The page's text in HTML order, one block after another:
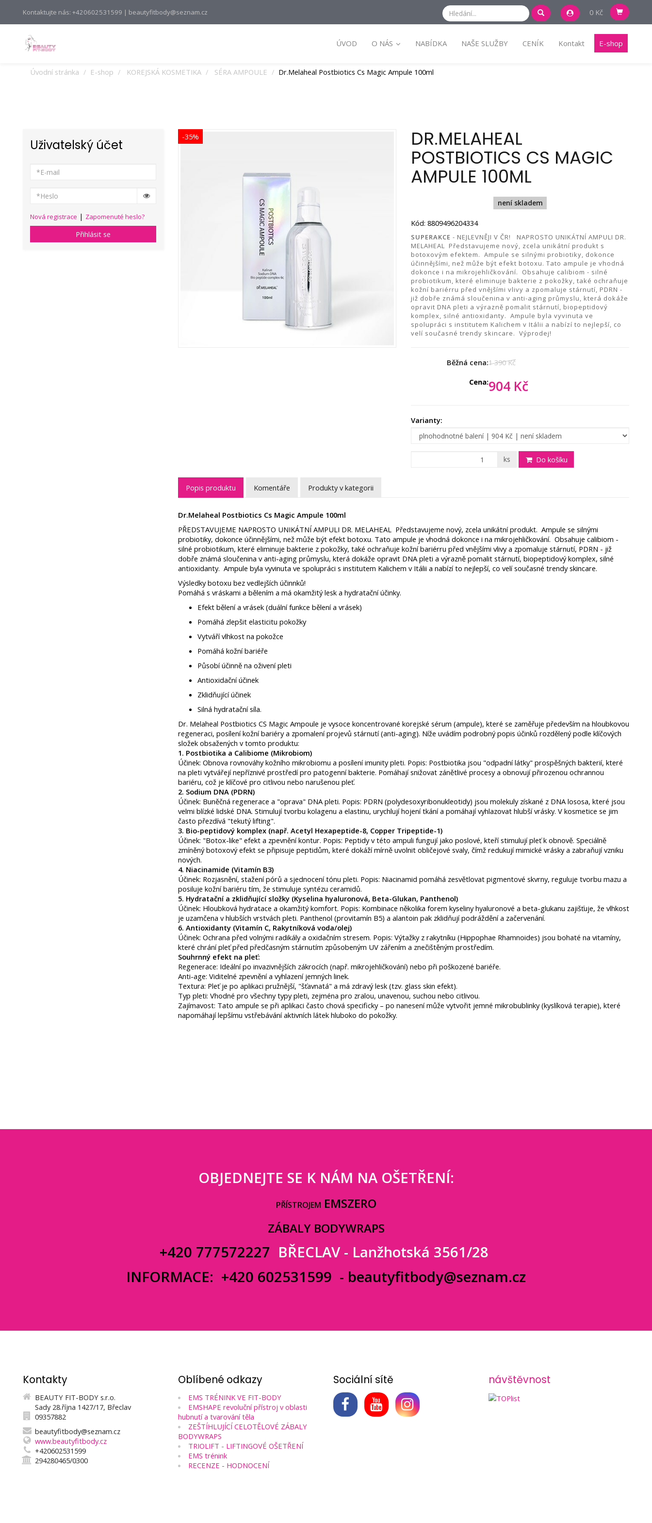
Kontaktujte nás: +420602531599 | beautyfitbody@seznam.cz 0 Kč
ÚVOD O NÁS NABÍDKA NAŠE SLUŽBY CENÍK Kontakt E-shop
Úvodní stránka E-shop KOREJSKÁ KOSMETIKA SÉRA AMPOULE Dr.Melaheal Postbiotics Cs Magic Ampule 100ml
Uživatelský účet
Nová registrace | Zapomenuté heslo?
Přihlásit se
-35% DR.MELAHEAL
POSTBIOTICS CS MAGIC
AMPULE 100ML
není skladem
Kód: 8809496204334
SUPERAKCE - NEJLEVNĚJI V ČR! NAPROSTO UNIKÁTNÍ AMPULI DR.
MELAHEAL Představujeme nový, zcela unikátní produkt s
botoxovým efektem. Ampule se silnými probiotiky, dokonce
účinnějšími, než může být efekt botoxu. Tato ampule je vhodná
dokonce i na mikrojehličkování. Obsahuje calibiom - silné
probiotikum, které eliminuje bakterie z pokožky, také ochraňuje
kožní bariérru před vnějšími vlivy a zpomaluje stárnutí, PDRN -
již dobře známá sloučenina v anti-aging průmyslu, která dokáže
opravit DNA pleti a výrazně pomalit stárnutí, biopeptidový
komplex, silné antioxidanty. Ampule byla vyvinuta ve
spolupráci s institutem Kalichem v Itálii a nabízí to nejlepší, co
velí současné trendy skincare. Výprodej!
Běžná cena:1 390 Kč
Cena:904 Kč
Varianty:
ks Do košíku
Popis produktu Komentáře Produkty v kategorii
Dr.Melaheal Postbiotics Cs Magic Ampule 100ml
PŘEDSTAVUJEME NAPROSTO UNIKÁTNÍ AMPULI DR. MELAHEAL Představujeme nový, zcela unikátní produkt. Ampule se silnými
probiotiky, dokonce účinnějšími, než může být efekt botoxu. Tato ampule je vhodná dokonce i na mikrojehličkování. Obsahuje calibiom -
silné probiotikum, které eliminuje bakterie z pokožky, také ochraňuje kožní bariérru před vnějšími vlivy a zpomaluje stárnutí, PDRN - již
dobře známá sloučenina v anti-aging průmyslu, která dokáže opravit DNA pleti a výrazně pomalit stárnutí, biopeptidový komplex, silné
antioxidanty. Ampule byla vyvinuta ve spolupráci s institutem Kalichem v Itálii a nabízí to nejlepší, co velí současné trendy skincare.
Výsledky botoxu bez vedlejších účinnků!
Pomáhá s vráskami a bělením a má okamžitý lesk a hydratační účinky.
Efekt bělení a vrásek (duální funkce bělení a vrásek)
Pomáhá zlepšit elasticitu pokožky
Vytváří vlhkost na pokožce
Pomáhá kožní bariéře
Působí účinně na oživení pleti
Antioxidační účinek
Zklidňující účinek
Silná hydratační síla.
Dr. Melaheal Postbiotics CS Magic Ampoule je vysoce koncentrované korejské sérum (ampule), které se zaměřuje především na hloubkovou
regeneraci, posílení kožní bariéry a zpomalení projevů stárnutí (anti-aging). ​Níže uvádím podrobný popis účinků rozdělený podle klíčových
složek obsažených v tomto produktu: ​
1. Postbiotika a Calibiome (Mikrobiom) ​
Účinek: Obnova rovnováhy kožního mikrobiomu a posílení imunity pleti. ​Popis: Postbiotika jsou "odpadní látky" prospěšných bakterií, které
na pleti vytvářejí nepříznivé prostředí pro patogenní bakterie. Pomáhají snižovat zánětlivé procesy a obnovují přirozenou ochrannou
bariéru, což je klíčové pro citlivou nebo narušenou pleť.
​2. Sodium DNA (PDRN) ​
Účinek: Buněčná regenerace a "oprava" DNA pleti. ​Popis: PDRN (polydesoxyribonukleotidy) jsou molekuly získané z DNA lososa, které jsou
velmi blízké lidské DNA. Stimulují tvorbu kolagenu a elastinu, urychlují hojení tkání a pomáhají vyhlazovat hlubší vrásky. V kosmetice se jim
často přezdívá "tekutý lifting". ​
3. Bio-peptidový komplex (např. Acetyl Hexapeptide-8, Copper Tripeptide-1)
​Účinek: "Botox-like" efekt a zpevnění kontur. ​Popis: Peptidy v této ampuli fungují jako poslové, kteří stimulují pleť k obnově. Speciálně
zmíněný botoxový efekt se připisuje peptidům, které dokáží mírně uvolnit obličejové svaly, čímž redukují mimické vrásky a zabraňují vzniku
nových. ​
4. Niacinamide (Vitamín B3) ​
Účinek: Rozjasnění, stažení pórů a sjednocení tónu pleti. ​Popis: Niacinamid pomáhá zesvětlovat pigmentové skvrny, reguluje tvorbu mazu a
posiluje kožní bariéru tím, že stimuluje syntézu ceramidů. ​
5. Hydratační a zklidňující složky (Kyselina hyaluronová, Beta-Glukan, Panthenol) ​
Účinek: Hloubková hydratace a okamžitý komfort. ​Popis: Kombinace několika forem kyseliny hyaluronové a beta-glukanu zajišťuje, že vlhkost
je uzamčena v hlubších vrstvách pleti. Panthenol (provitamín B5) a alantoin pak zklidňují podráždění a začervenání. ​
6. Antioxidanty (Vitamín C, Rakytníková voda/olej)
​Účinek: Ochrana před volnými radikály a oxidačním stresem. ​Popis: Výtažky z rakytníku (Hippophae Rhamnoides) jsou bohaté na vitamíny,
které chrání pleť před předčasným stárnutím způsobeným UV zářením a znečištěným prostředím. ​
Souhrnný efekt na pleť:
​Regenerace: Ideální po invazivnějších zákrocích (např. mikrojehličkování) nebo při poškozené bariéře. ​
Anti-age: Viditelné zpevnění a vyhlazení jemných linek. ​
Textura: Pleť je po aplikaci pružnější, "šťavnatá" a má zdravý lesk (tzv. glass skin efekt). ​
Typ pleti: Vhodné pro všechny typy pleti, zejména pro zralou, unavenou, suchou nebo citlivou. ​
Zajímavost: Tato ampule se při aplikaci často chová specificky – po nanesení může vytvořit jemné mikrobublinky (kyslíková terapie), které
napomáhají lepšímu vstřebávání aktivních látek hluboko do pokožky.
OBJEDNEJTE SE K NÁM NA OŠETŘENÍ:
PŘÍSTROJEM EMSZERO
ZÁBALY BODYWRAPS
+420 777572227 BŘECLAV - Lanžhotská 3561/28
INFORMACE: +420 602531599 - beautyfitbody@seznam.cz
Kontakty
BEAUTY FIT-BODY s.r.o.
Sady 28.října 1427/17, Břeclav
09357882
beautyfitbody@seznam.cz
www.beautyfitbody.cz
+420602531599
294280465/0300
Oblíbené odkazy
EMS TRÉNINK VE FIT-BODY
EMSHAPE revoluční přístroj v oblasti
hubnutí a tvarování těla
ZEŠTÍHLUJÍCÍ CELOTĚLOVÉ ZÁBALY
BODYWRAPS
TRIOLIFT - LIFTINGOVÉ OŠETŘENÍ
EMS trénink
RECENZE - HODNOCENÍ
Sociální sítě návštěvnost